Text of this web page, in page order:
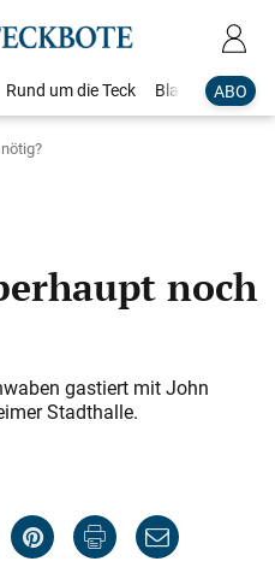
ABO
Rund um die Teck Blaulicht
noch
gastiert mit John
Stadthalle.